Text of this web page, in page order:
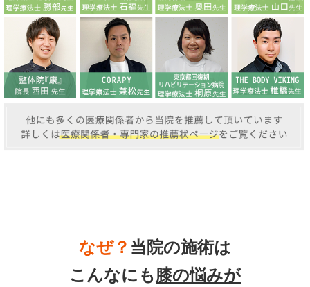
なぜ？ 当院の施術は
こんなにも膝の悩みが